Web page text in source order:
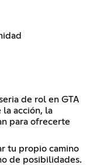
de rol en GTA
la acción, la
para ofrecerte
tu propio camino
de posibilidades.